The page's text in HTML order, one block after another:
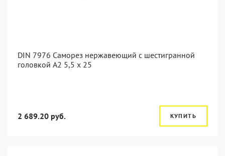
DIN 7976 Саморез нержавеющий с шестигранной
головкой А2 5,5 x 25
2 689.20 руб. КУПИТЬ